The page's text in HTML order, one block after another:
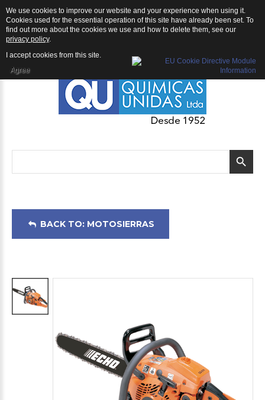
BACK TO: MOTOSIERRAS
We use cookies to improve our website and your experience when using it.
Cookies used for the essential operation of this site have already been set. To
find out more about the cookies we use and how to delete them, see our
privacy policy.
I accept cookies from this site.
Agree
Motosierras: Motosierra ECHO CS-510